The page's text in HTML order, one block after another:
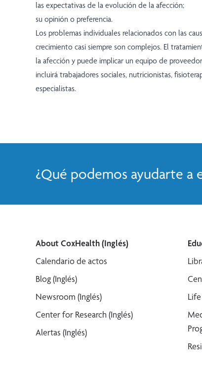
las expectativas de la evolución de la afección;
su opinión o preferencia.
Los problemas individuales relacionados con las
crecimiento casi siempre son complejos. El
la afección y puede implicar un equipo de
incluirá trabajadores sociales, nutricionistas,
especialistas.
¿Qué podemos ayudarte a
About CoxHealth (Inglés)
Calendario de actos
Blog (Inglés)
Newsroom (Inglés)
Center for Research (Inglés)
Alertas (Inglés)